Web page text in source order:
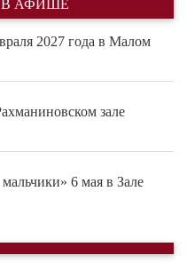
2027 года в Малом
зале
6 мая в Зале